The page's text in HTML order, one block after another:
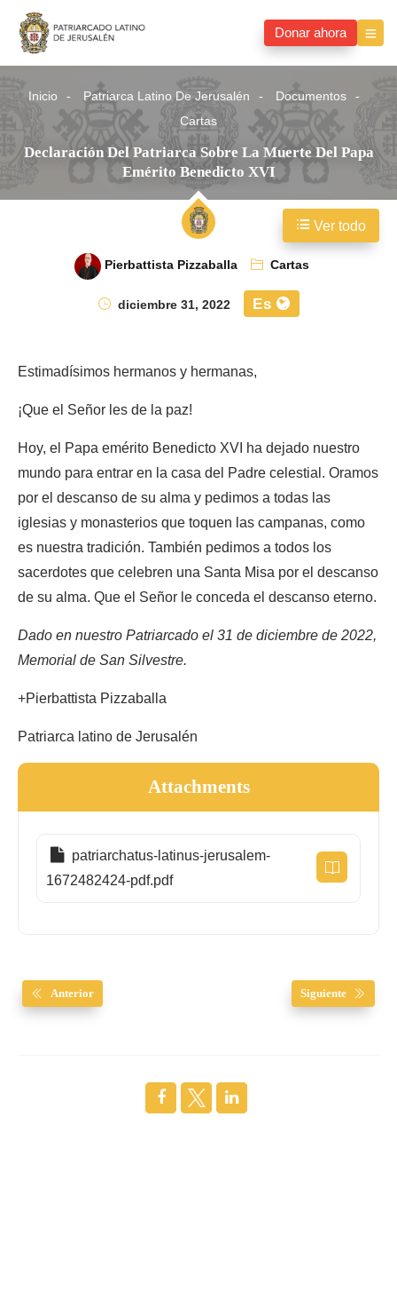
Donar ahora
Inicio Patriarca Latino De Jerusalén
Documentos
Cartas
Declaración Del Patriarca Sobre La Muerte Del Papa
Emérito Benedicto XVI
Pierbattista Pizzaballa
Cartas
diciembre 31, 2022
Es
Estimadísimos hermanos y hermanas,
¡Que el Señor les de la paz!
Hoy, el Papa emérito Benedicto XVI ha dejado nuestro
mundo para entrar en la casa del Padre celestial. Oramos
por el descanso de su alma y pedimos a todas las
iglesias y monasterios que toquen las campanas, como
es nuestra tradición. También pedimos a todos los
sacerdotes que celebren una Santa Misa por el descanso
de su alma. Que el Señor le conceda el descanso eterno.
Dado en nuestro Patriarcado el 31 de diciembre de 2022,
Memorial de San Silvestre.
+Pierbattista Pizzaballa
Patriarca latino de Jerusalén
Attachments
patriarchatus-latinus-jerusalem-
1672482424-pdf.pdf
Anterior Siguiente
Ver todo